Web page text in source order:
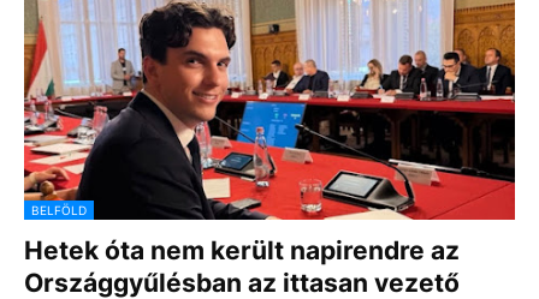
BELFÖLD
Hetek óta nem került napirendre az
Országgyűlésban az ittasan vezető